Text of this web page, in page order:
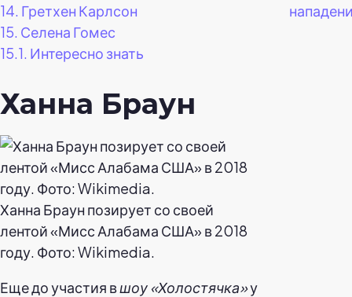
14. Гретхен Карлсон
15. Селена Гомес
15.1. Интересно знать
Ханна Браун
Ханна Браун позирует со своей
лентой «Мисс Алабама США» в 2018
году. Фото: Wikimedia.
Еще до участия вшоу «Холостячка»у